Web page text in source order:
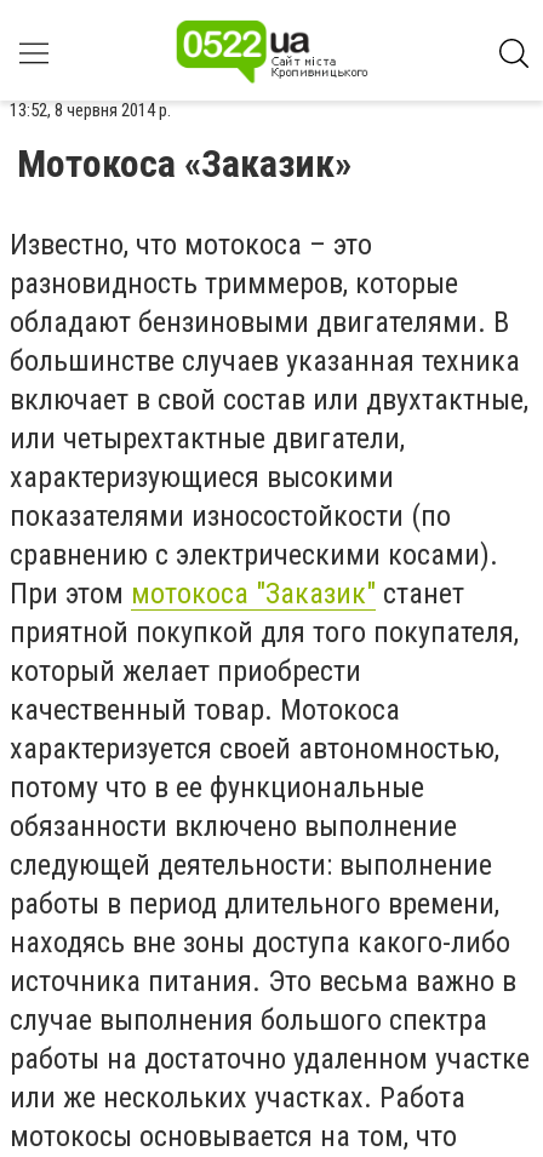
13:52, 8 червня 2014 р.
Мотокоса «Заказик»
Известно, что мотокоса – это
разновидность триммеров, которые
обладают бензиновыми двигателями. В
большинстве случаев указанная техника
включает в свой состав или двухтактные,
или четырехтактные двигатели,
характеризующиеся высокими
показателями износостойкости (по
сравнению с электрическими косами).
При этом мотокоса "Заказик" станет
приятной покупкой для того покупателя,
который желает приобрести
качественный товар. Мотокоса
характеризуется своей автономностью,
потому что в ее функциональные
обязанности включено выполнение
следующей деятельности: выполнение
работы в период длительного времени,
находясь вне зоны доступа какого-либо
источника питания. Это весьма важно в
случае выполнения большого спектра
работы на достаточно удаленном участке
или же нескольких участках. Работа
мотокосы основывается на том, что